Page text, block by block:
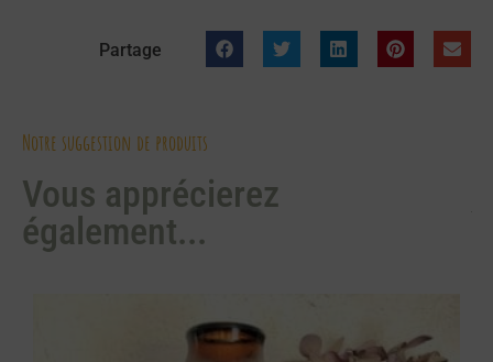
Partage
Notre suggestion de produits
Vous apprécierez
également...